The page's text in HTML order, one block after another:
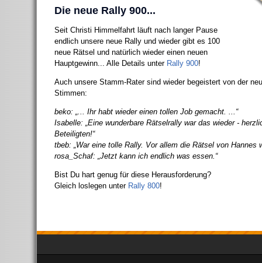
Die neue Rally 900...
Seit Christi Himmelfahrt läuft nach langer Pause
endlich unsere neue Rally und wieder gibt es 100
neue Rätsel und natürlich wieder einen neuen
Hauptgewinn... Alle Details unter Rally 900!
Auch unsere Stamm-Rater sind wieder begeistert von der
Stimmen:
beko: „... Ihr habt wieder einen tollen Job gemacht. ...“
Isabelle: „Eine wunderbare Rätselrally war das wieder -
Beteiligten!“
tbeb: „War eine tolle Rally. Vor allem die Rätsel von Hannes
rosa_Schaf: „Jetzt kann ich endlich was essen.“
Bist Du hart genug für diese Herausforderung?
Gleich loslegen unter Rally 800!